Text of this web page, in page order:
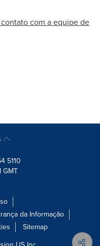
com a equipe de
5110
GMT
da Informação
Sitemap